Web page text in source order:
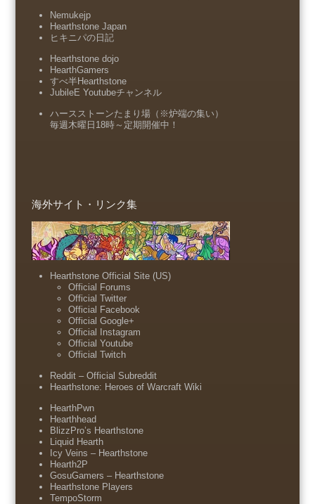
Nemukejp
Hearthstone Japan
ヒキニパの日記
Hearthstone dojo
HearthGamers
すべ半Hearthstone
JubileE Youtubeチャンネル
ハースストーンたまり場（※炉端の集い）
毎週木曜日18時～定期開催中！
海外サイト・リンク集
Hearthstone Official Site (US)
Official Forums
Official Twitter
Official Facebook
Official Google+
Official Instagram
Official Youtube
Official Twitch
Reddit – Official Subreddit
Hearthstone: Heroes of Warcraft Wiki
HearthPwn
Hearthhead
BlizzPro’s Hearthstone
Liquid Hearth
Icy Veins – Hearthstone
Hearth2P
GosuGamers – Hearthstone
Hearthstone Players
TempoStorm